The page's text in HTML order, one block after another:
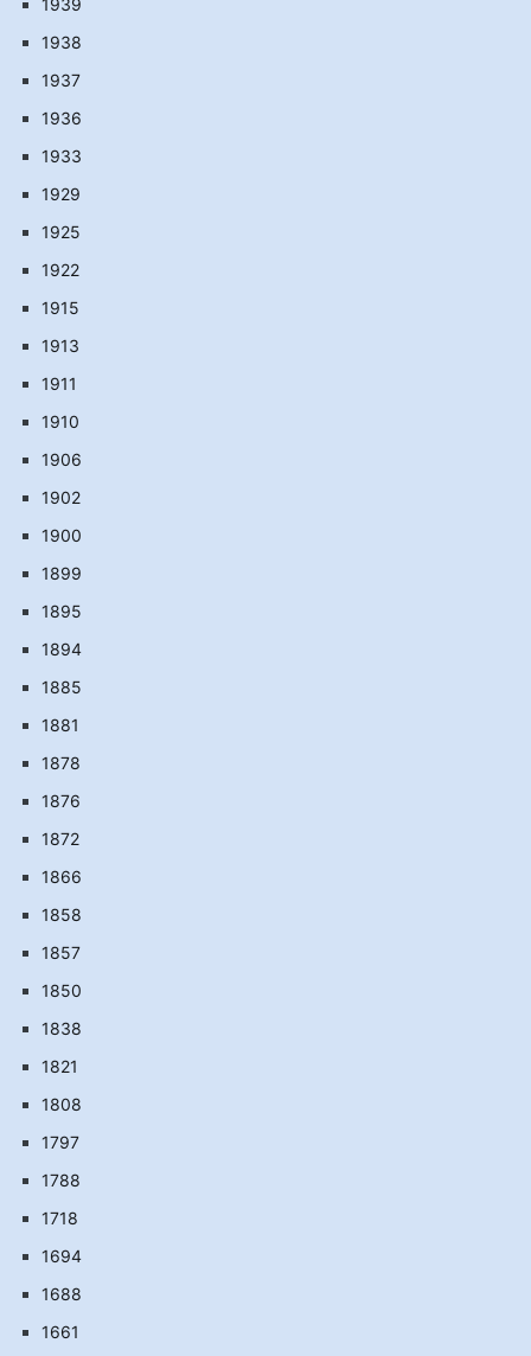
1939
1938
1937
1936
1933
1929
1925
1922
1915
1913
1911
1910
1906
1902
1900
1899
1895
1894
1885
1881
1878
1876
1872
1866
1858
1857
1850
1838
1821
1808
1797
1788
1718
1694
1688
1661